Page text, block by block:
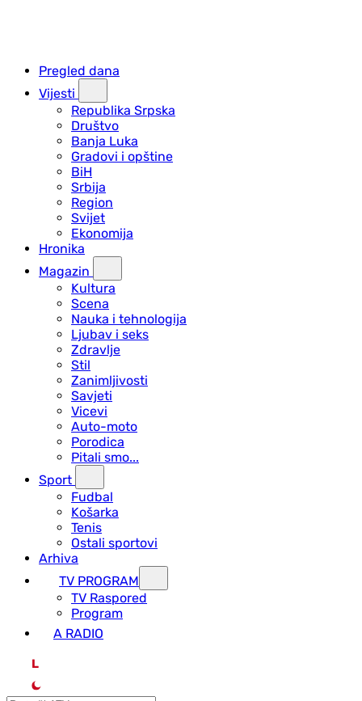
Pregled dana
Vijesti
Republika Srpska
Društvo
Banja Luka
Gradovi i opštine
BiH
Srbija
Region
Svijet
Ekonomija
Hronika
Magazin
Kultura
Scena
Nauka i tehnologija
Ljubav i seks
Zdravlje
Stil
Zanimljivosti
Savjeti
Vicevi
Auto-moto
Porodica
Pitali smo...
Sport
Fudbal
Košarka
Tenis
Ostali sportovi
Arhiva
TV PROGRAM
ТV Raspored
Program
A RADIO
L